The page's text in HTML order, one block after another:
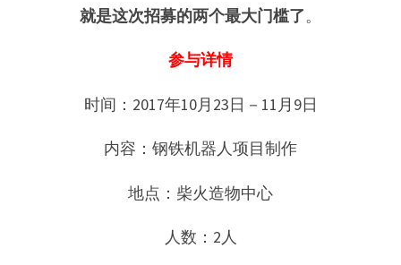
就是这次招募的两个最大门槛了。
参与详情
时间：2017年10月23日－11月9日
内容：钢铁机器人项目制作
地点：柴火造物中心
人数：2人